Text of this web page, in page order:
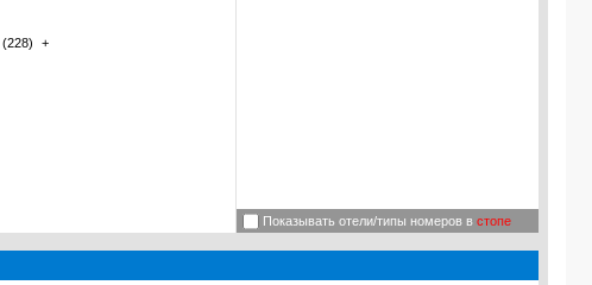
Показывать отели/типы номеров в стопе
(228) +